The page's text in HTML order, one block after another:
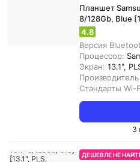
Планшет
8/128Gb, Blue
4.8
Версия
Процессор:
Экран: 13.1",
Стандарты Wi-
3
ДЕШЕВЛЕ НЕ